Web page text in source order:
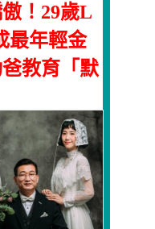
！29歲L
最年輕金
教育「默